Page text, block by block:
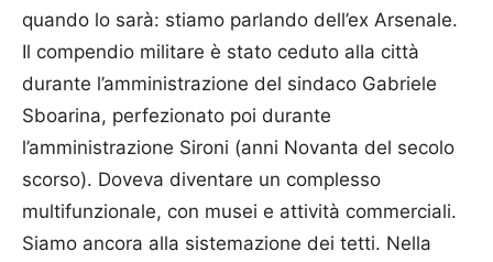
quando lo sarà: stiamo parlando dell’ex Arsenale.
Il compendio militare è stato ceduto alla città
durante l’amministrazione del sindaco Gabriele
Sboarina, perfezionato poi durante
l’amministrazione Sironi (anni Novanta del secolo
scorso). Doveva diventare un complesso
multifunzionale, con musei e attività commerciali.
Siamo ancora alla sistemazione dei tetti. Nella